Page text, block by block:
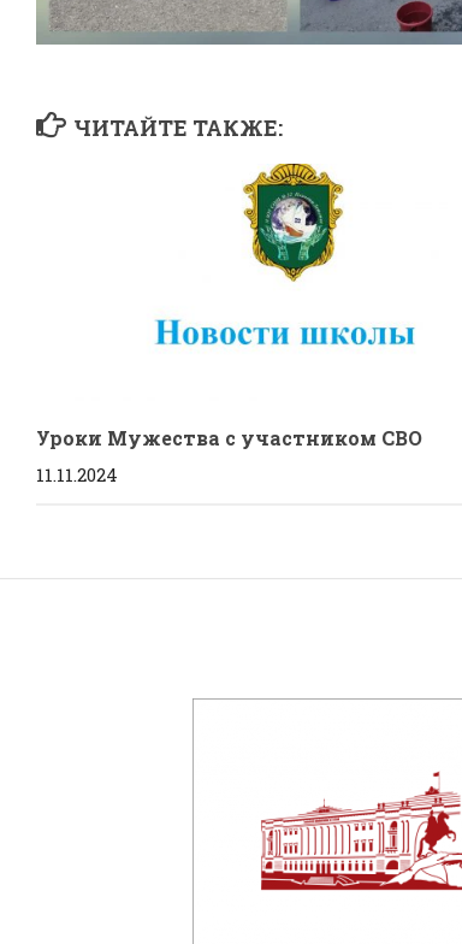
ЧИТАЙТЕ ТАКЖЕ:
Уроки Мужества с участником СВО
11.11.2024